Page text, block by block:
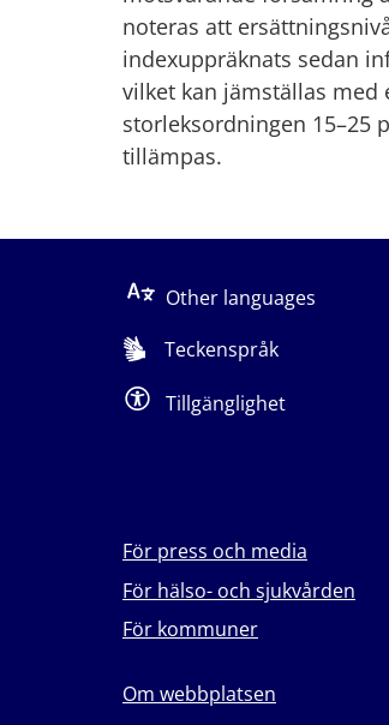
noteras att
indexuppräknats sedan
vilket kan jämställas med
storleksordningen 15–25
tillämpas.
Other languages
Teckenspråk
Tillgänglighet
För press och media
För hälso- och sjukvården
För kommuner
Om webbplatsen